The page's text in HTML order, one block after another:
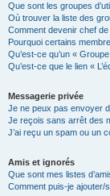
Que sont les groupes
Où trouver la liste des
Comment devenir chef
Pourquoi certains
Qu’est-ce qu’un «
Qu’est-ce que le lien «
Messagerie privée
Je ne peux pas envoyer
Je reçois sans arrêt des
J’ai reçu un spam ou un
Amis et ignorés
Que sont mes listes
Comment puis-je ajouter/